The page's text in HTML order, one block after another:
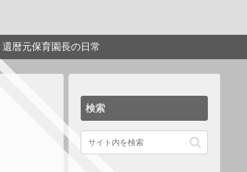
還暦元保育園長の日常
検索